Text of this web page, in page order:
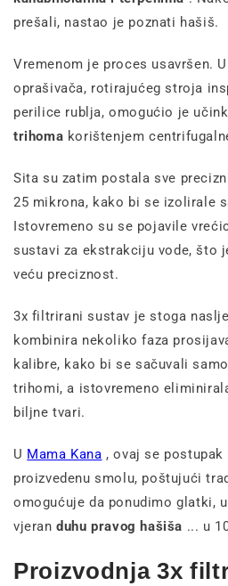
prešali, nastao je poznati hašiš.
Vremenom je proces usavršen.
oprašivača, rotirajućeg stroja
perilice rublja, omogućio je
trihoma korištenjem
Sita su zatim postala sve
25 mikrona, kako bi se izolirale
Istovremeno su se pojavile
sustavi za ekstrakciju vode, što
veću preciznost.
3x filtrirani sustav je stoga
kombinira nekoliko faza
kalibre, kako bi se sačuvali
trihomi, a istovremeno
biljne tvari.
U Mama Kana , ovaj se
proizvedenu smolu, poštujući
omogućuje da ponudimo glatki,
vjeranduhu pravog hašiša ... u
Proizvodnja 3x